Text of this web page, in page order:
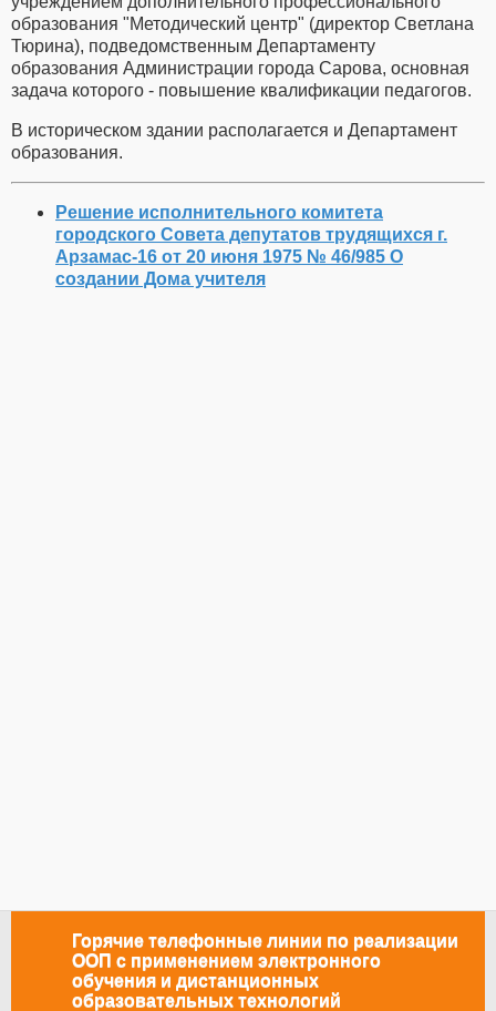
образования "Методический центр" (директор Светлана
Тюрина), подведомственным Департаменту
образования Администрации города Сарова, основная
задача которого - повышение квалификации педагогов.
В историческом здании располагается и Департамент
образования.
Решение исполнительного комитета
городского Совета депутатов трудящихся г.
Арзамас-16 от 20 июня 1975 № 46/985 О
создании Дома учителя
Горячие телефонные линии по реализации
ООП с применением электронного
обучения и дистанционных
образовательных технологий